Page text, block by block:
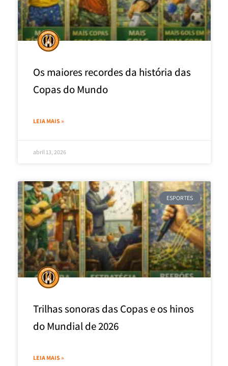
Os maiores recordes da história das
Copas do Mundo
LEIA MAIS »
abril 13, 2026
ESPORTES
Trilhas sonoras das Copas e os hinos
do Mundial de 2026
LEIA MAIS »